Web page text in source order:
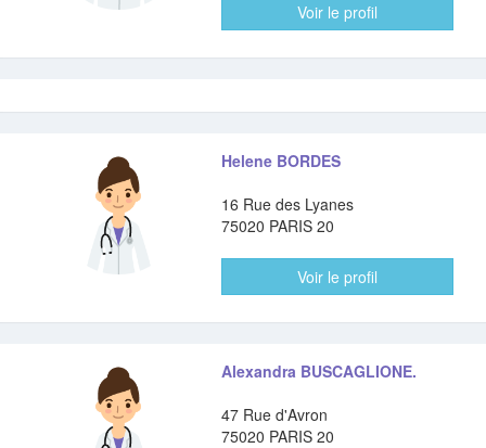
Voir le profil
Helene BORDES
16 Rue des Lyanes
75020 PARIS 20
Voir le profil
Alexandra BUSCAGLIONE.
47 Rue d'Avron
75020 PARIS 20